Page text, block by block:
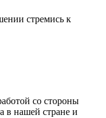
стремись к
со стороны
в нашей стране и